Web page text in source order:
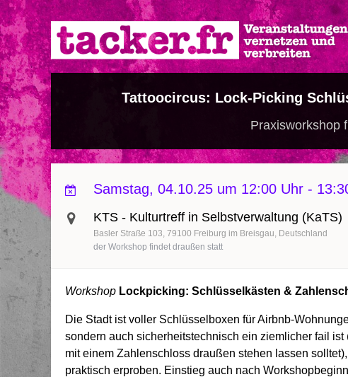
Direkt
zum
Inhalt
Tattoocircus: Lock-Picking
Praxisworkshop
Samstag, 04.10.25 um 12:00 Uhr -
KTS - Kulturtreff in Selbstverwaltung (KaTS)
Basler Straße 103 79100 Freiburg im Breisgau Deutschland
der Workshop findet draußen statt
Workshop Lockpicking: Schlüsselkästen &
Die Stadt ist voller Schlüsselboxen für Airbnb-
sondern auch sicherheitstechnisch ein ziemlicher fail
mit einem Zahlenschloss draußen stehen lassen
praktisch erproben. Einstieg auch nach